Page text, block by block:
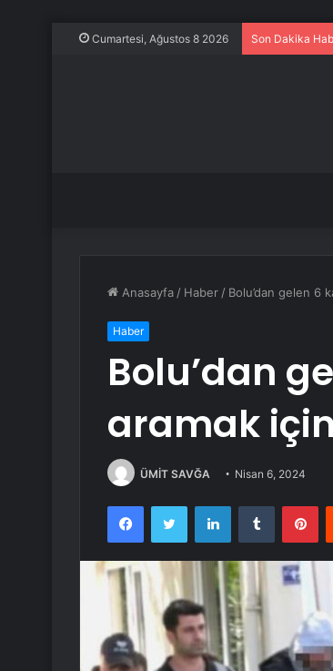
Cumartesi, Ağustos 8 2026 Son Dakika
Anasayfa / Haber / Bolu’dan gelen 6
Haber
Bolu’dan
aramak
ÜMİT SAVĞA Nisan 6, 2024
FacebookTwitter LinkedInTumblr